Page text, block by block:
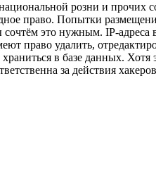
розни и прочих
право. Попытки
это нужным. IP-адреса
право удалить,
в базе данных. Хотя
за действия